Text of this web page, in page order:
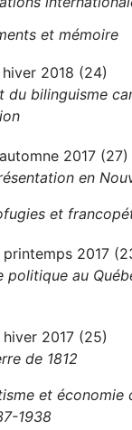
et mémoire
2018 (24)
du bilinguisme
2017 (27)
en
et
2017
politique au
2017 (25)
de 1812
et économie
1938